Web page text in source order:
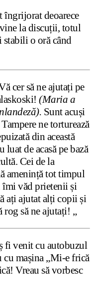
îngrijorat deoarece
la discuții, totul
stabili o oră când
cer să ne ajutați pe
(Maria a
Sunt acuși
ne torturează
din această
luat de acasă pe bază
Cei de la
amenință tot timpul
îmi văd prietenii și
ați ajutat alți copii și
rog să ne ajutați! „
fi venit cu autobuzul
cu mașina „Mi-e frică
Vreau să vorbesc